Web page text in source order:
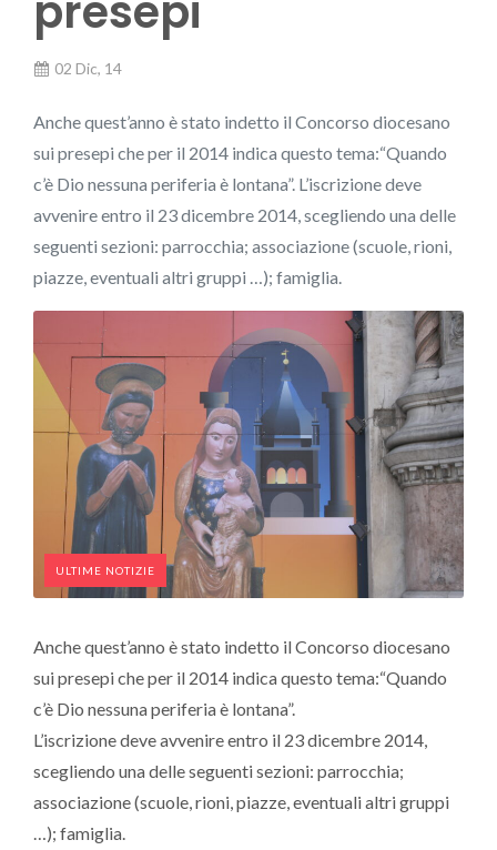
presepi
02 Dic, 14
Anche quest’anno è stato indetto il Concorso diocesano
sui presepi che per il 2014 indica questo tema:“Quando
c’è Dio nessuna periferia è lontana”. L’iscrizione deve
avvenire entro il 23 dicembre 2014, scegliendo una delle
seguenti sezioni: parrocchia; associazione (scuole, rioni,
piazze, eventuali altri gruppi …); famiglia.
ULTIME NOTIZIE
Anche quest’anno è stato indetto il Concorso diocesano
sui presepi che per il 2014 indica questo tema:“Quando
c’è Dio nessuna periferia è lontana”.
L’iscrizione deve avvenire entro il 23 dicembre 2014,
scegliendo una delle seguenti sezioni: parrocchia;
associazione (scuole, rioni, piazze, eventuali altri gruppi
…); famiglia.